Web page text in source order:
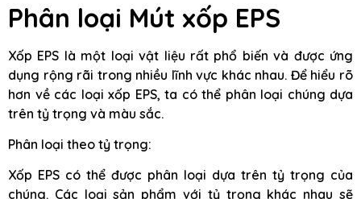
Phân loại Mút xốp EPS
Xốp EPS là một loại vật liệu rất phổ biến và được ứng
dụng rộng rãi trong nhiều lĩnh vực khác nhau. Để hiểu rõ
hơn về các loại xốp EPS, ta có thể phân loại chúng dựa
trên tỷ trọng và màu sắc.
Phân loại theo tỷ trọng:
Xốp EPS có thể được phân loại dựa trên tỷ trọng của
chúng. Các loại sản phẩm với tỷ trọng khác nhau sẽ